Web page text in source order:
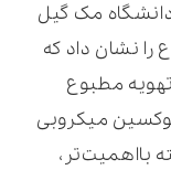
مک گیل
را نشان داد که
مطبوع
میکروبی
بااهمیت‌تر،